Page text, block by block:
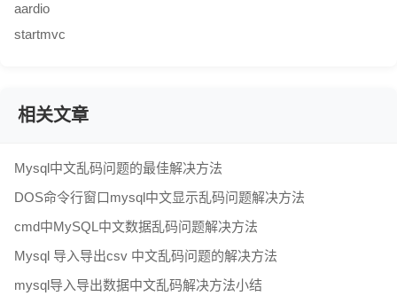
aardio
startmvc
相关文章
Mysql中文乱码问题的最佳解决方法
DOS命令行窗口mysql中文显示乱码问题解决方法
cmd中MySQL中文数据乱码问题解决方法
Mysql 导入导出csv 中文乱码问题的解决方法
mysql导入导出数据中文乱码解决方法小结